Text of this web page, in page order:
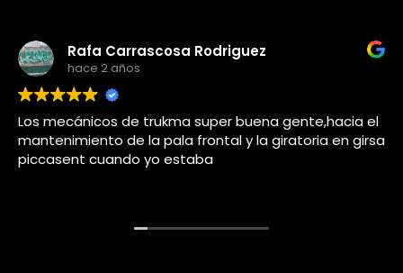
el
girsa
Adolfo j llorems pastor
Este usuario solo dejó una calificación.